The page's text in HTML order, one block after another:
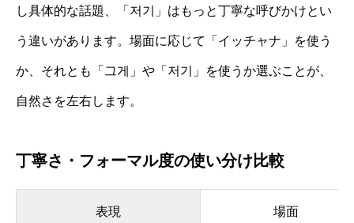
し具体的な話題、「저기」はもっと丁寧な呼びかけとい
う違いがあります。場面に応じて「イッチャナ」を使う
か、それとも「그게」や「저기」を使うか選ぶことが、
自然さを左右します。
丁寧さ・フォーマル度の使い分け比較
表現 場面